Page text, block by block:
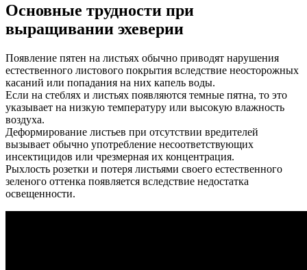
Основные трудности при
выращивании эхеверии
Появление пятен на листьях обычно приводят нарушения
естественного листового покрытия вследствие неосторожных
касаний или попадания на них капель воды.
Если на стеблях и листьях появляются темные пятна, то это
указывает на низкую температуру или высокую влажность
воздуха.
Деформирование листьев при отсутствии вредителей
вызывает обычно употребление несоответствующих
инсектицидов или чрезмерная их концентрация.
Рыхлость розетки и потеря листьями своего естественного
зеленого оттенка появляется вследствие недостатка
освещенности.